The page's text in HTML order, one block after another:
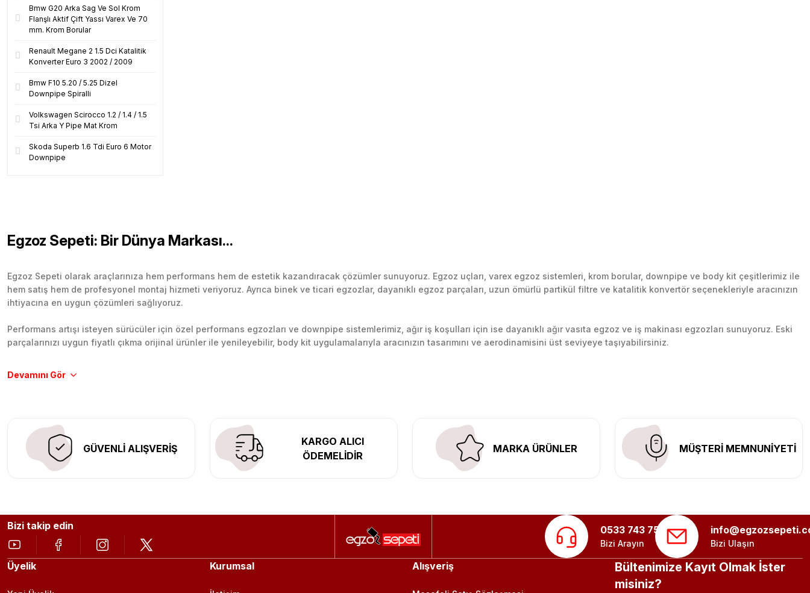
Bmw G20 Arka Sag Ve Sol Krom
Flanşlı Aktif Çift Yassı Varex Ve 70
mm. Krom Borular
Renault Megane 2 1.5 Dci Katalitik
Konverter Euro 3 2002 / 2009
Bmw F10 5.20 / 5.25 Dizel
Downpipe Spiralli
Volkswagen Scirocco 1.2 / 1.4 / 1.5
Tsi Arka Y Pipe Mat Krom
Skoda Superb 1.6 Tdi Euro 6 Motor
Downpipe
Egzoz Sepeti: Bir Dünya Markası...
Egzoz Sepeti olarak araçlarınıza hem performans hem de estetik kazandıracak çözümler sunuyoruz. Egzoz uçları, varex egzoz sistemleri, krom borular, downpipe ve body kit çeşitlerimiz ile
hem satış hem de profesyonel montaj hizmeti veriyoruz. Ayrıca binek ve ticari egzozlar, dayanıklı egzoz parçaları, uzun ömürlü partikül filtre ve katalitik konvertör seçenekleriyle aracınızın
ihtiyacına en uygun çözümleri sağlıyoruz.
Performans artışı isteyen sürücüler için özel performans egzozları ve downpipe sistemlerimiz, ağır iş koşulları için ise dayanıklı ağır vasıta egzoz ve iş makinası egzozları sunuyoruz. Eski
parçalarınızı uygun fiyatlı çıkma orijinal ürünler ile yenileyebilir, body kit uygulamalarıyla aracınızın tasarımını ve aerodinamisini üst seviyeye taşıyabilirsiniz.
Tüm ürünlerimiz orijinal, dayanıklı ve uzun ömürlüdür. İstanbul’daki montaj merkezimizde profesyonel montaj yapıyor, Türkiye’nin her yerine güvenli kargo ile teslimat gerçekleştiriyoruz.
GÜVENLİ ALIŞVERİŞ
KARGO ALICI
ÖDEMELİDİR
MARKA ÜRÜNLER MÜŞTERİ MEMNUNİYETİ
Bizi takip edin 0533 743 75 56
Bizi Arayın Bizi Ulaşın
Üyelik Kurumsal Alışveriş
Bültenimize Kayıt Olmak İster
misiniz?